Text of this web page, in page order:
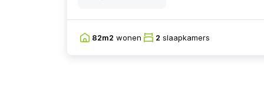
82m2 wonen 2 slaapkamers